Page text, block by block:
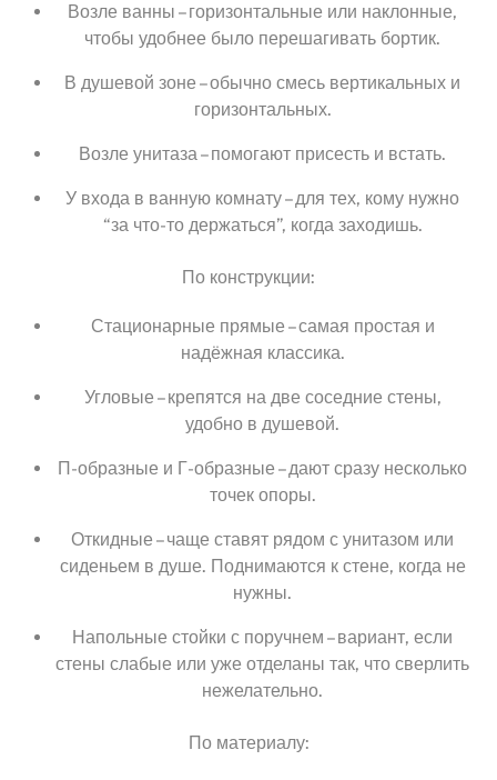
Возле ванны – горизонтальные или наклонные,
чтобы удобнее было перешагивать бортик.
В душевой зоне – обычно смесь вертикальных и
горизонтальных.
Возле унитаза – помогают присесть и встать.
У входа в ванную комнату – для тех, кому нужно
“за что-то держаться”, когда заходишь.
По конструкции:
Стационарные прямые – самая простая и
надёжная классика.
Угловые – крепятся на две соседние стены,
удобно в душевой.
П-образные и Г-образные – дают сразу несколько
точек опоры.
Откидные – чаще ставят рядом с унитазом или
сиденьем в душе. Поднимаются к стене, когда не
нужны.
Напольные стойки с поручнем – вариант, если
стены слабые или уже отделаны так, что сверлить
нежелательно.
По материалу: